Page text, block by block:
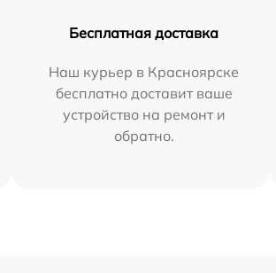
Бесплатная доставка
Наш курьер в Красноярске
бесплатно доставит ваше
устройство на ремонт и
обратно.